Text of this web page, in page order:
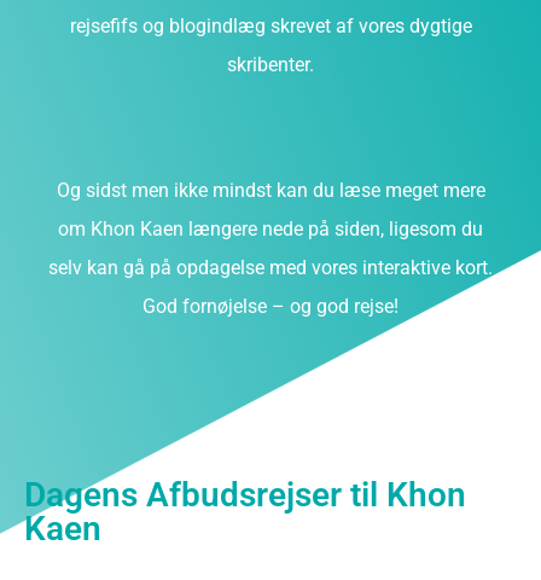
rejsefifs og blogindlæg skrevet af vores dygtige
skribenter.
Og sidst men ikke mindst kan du læse meget mere
om Khon Kaen længere nede på siden, ligesom du
selv kan gå på opdagelse med vores interaktive kort.
God fornøjelse – og god rejse!
Dagens Afbudsrejser til Khon
Kaen